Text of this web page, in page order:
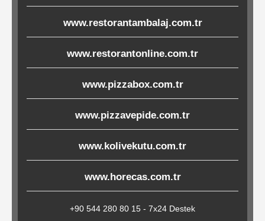
Poşetler
Torbaları
Tepsi
Altlıkları
Amerikan
Servisler
&
Kağıt
www.restorantambalaj.com.tr
www.restorantonline.com.tr
www.pizzabox.com.tr
www.pizzavepide.com.tr
www.kolivekutu.com.tr
www.horecas.com.tr
+90 544 280 80 15 - 7x24 Destek